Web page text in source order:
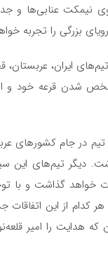
نیمکت عنابی‌ها و
بزرگی را تجربه
ایران، عربستان،
شدن قرعه خود و
در جام کشورهای
خواهند گذاشت. دیگر
خواهد گذاشت و با
کدام از این اتفاقات
هدایت را امیر